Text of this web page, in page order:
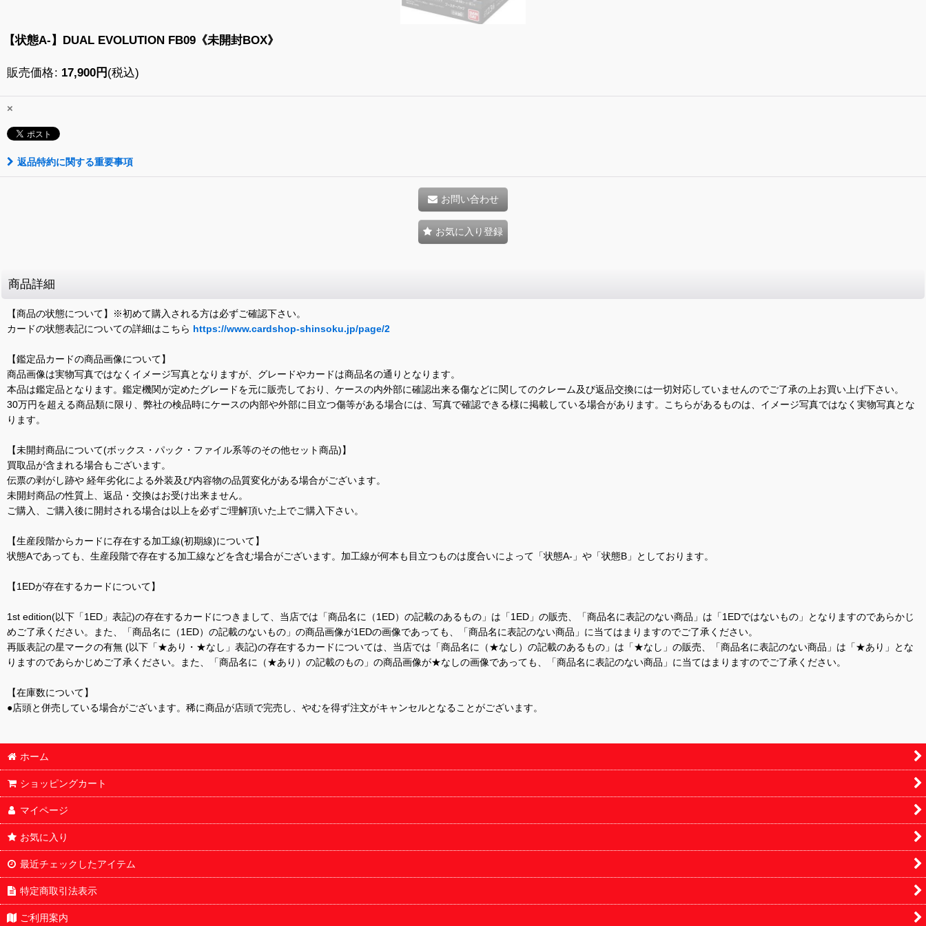
【状態A-】DUAL EVOLUTION FB09《未開封BOX》
販売価格: 17,900円 (税込)
×
返品特約に関する重要事項
お問い合わせ
お気に入り登録
商品詳細
【商品の状態について】※初めて購入される方は必ずご確認下さい。
カードの状態表記についての詳細はこちら https://www.cardshop-shinsoku.jp/page/2
【鑑定品カードの商品画像について】
商品画像は実物写真ではなくイメージ写真となりますが、グレードやカードは商品名の通りとなります。
本品は鑑定品となります。鑑定機関が定めたグレードを元に販売しており、ケースの内外部に確認出来る傷などに関してのクレーム及び返品交換には一切対応していませんのでご了承の上お買い上げ下さい。
30万円を超える商品類に限り、弊社の検品時にケースの内部や外部に目立つ傷等がある場合には、写真で確認できる様に掲載している場合があります。こちらがあるものは、イメージ写真ではなく実物写真とな
ります。
【未開封商品について(ボックス・パック・ファイル系等のその他セット商品)】
買取品が含まれる場合もございます。
伝票の剥がし跡や 経年劣化による外装及び内容物の品質変化がある場合がございます。
未開封商品の性質上、返品・交換はお受け出来ません。
ご購入、ご購入後に開封される場合は以上を必ずご理解頂いた上でご購入下さい。
【生産段階からカードに存在する加工線(初期線)について】
状態Aであっても、生産段階で存在する加工線などを含む場合がございます。加工線が何本も目立つものは度合いによって「状態A-」や「状態B」としております。
【1EDが存在するカードについて】
1st edition(以下「1ED」表記)の存在するカードにつきまして、当店では「商品名に（1ED）の記載のあるもの」は「1ED」の販売、「商品名に表記のない商品」は「1EDではないもの」となりますのであらかじ
めご了承ください。また、「商品名に（1ED）の記載のないもの」の商品画像が1EDの画像であっても、「商品名に表記のない商品」に当てはまりますのでご了承ください。
再販表記の星マークの有無 (以下「★あり・★なし」表記)の存在するカードについては、当店では「商品名に（★なし）の記載のあるもの」は「★なし」の販売、「商品名に表記のない商品」は「★あり」とな
りますのであらかじめご了承ください。また、「商品名に（★あり）の記載のもの」の商品画像が★なしの画像であっても、「商品名に表記のない商品」に当てはまりますのでご了承ください。
【在庫数について】
●店頭と併売している場合がございます。稀に商品が店頭で完売し、やむを得ず注文がキャンセルとなることがございます。
ホーム
ショッピングカート
マイページ
お気に入り
最近チェックしたアイテム
特定商取引法表示
ご利用案内